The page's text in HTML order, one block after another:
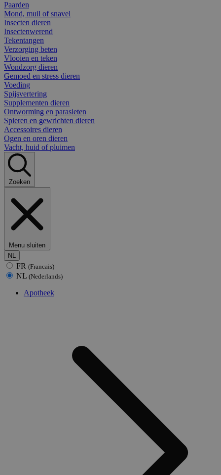
Paarden
Mond, muil of snavel
Insecten dieren
Insectenwerend
Tekentangen
Verzorging beten
Vlooien en teken
Wondzorg dieren
Gemoed en stress dieren
Voeding
Spijsvertering
Supplementen dieren
Ontworming en parasieten
Spieren en gewrichten dieren
Accessoires dieren
Ogen en oren dieren
Vacht, huid of pluimen
Zoeken
Menu sluiten
NL
FR (Francais)
NL (Nederlands)
Apotheek